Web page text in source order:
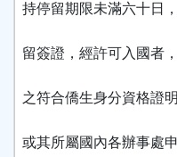
持停留期限未滿六十日
留簽證，經許可入國者
之符合僑生身分資格證
或其所屬國內各辦事處